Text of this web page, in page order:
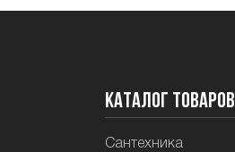
Каталог товаров
Сантехника